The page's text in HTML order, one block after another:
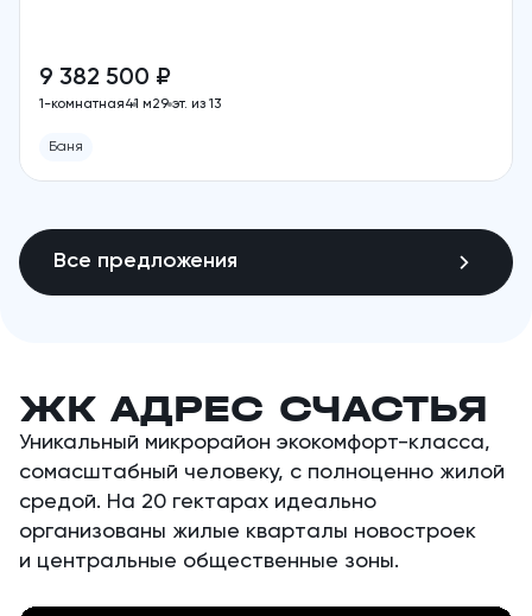
9 382 500 ₽
1-комнатная41 м29 эт. из 13
Баня
Все предложения
ЖК АДРЕС СЧАСТЬЯ
Уникальный микрорайон экокомфорт-класса,
сомасштабный человеку, с полноценно жилой
средой. На 20 гектарах идеально
организованы жилые кварталы новостроек
и центральные общественные зоны.